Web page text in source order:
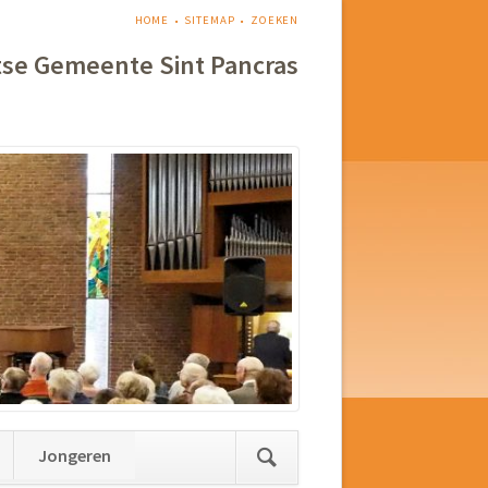
NAVIGATIE
HOME SITEMAP ZOEKEN
Gemeente Sint Pancras
Jongeren